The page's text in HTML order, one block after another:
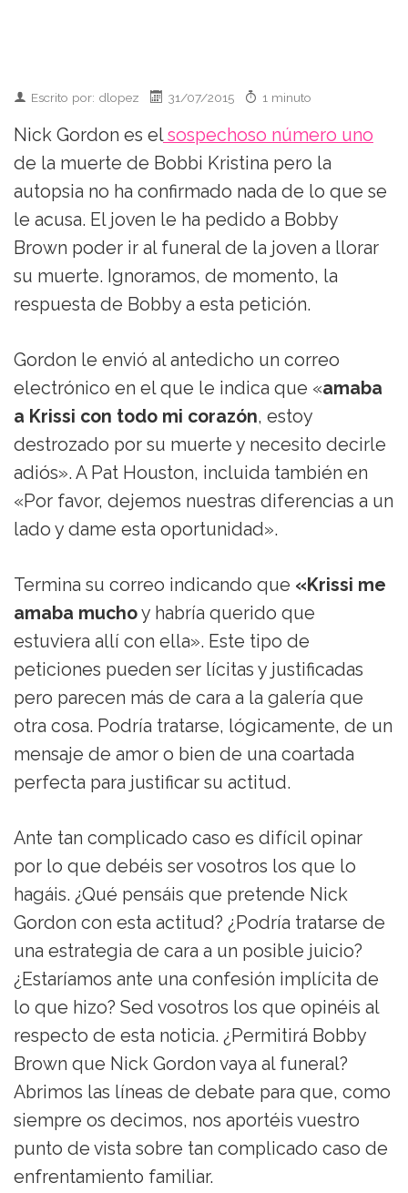
Escrito por: dlopez 31/07/2015 1 minuto
Nick Gordon es elsospechoso número uno
de la muerte de Bobbi Kristina pero la
autopsia no ha confirmado nada de lo que se
le acusa. El joven le ha pedido a Bobby
Brown poder ir al funeral de la joven a llorar
su muerte. Ignoramos, de momento, la
respuesta de Bobby a esta petición.
Gordon le envió al antedicho un correo
electrónico en el que le indica que «amaba
a Krissi con todo mi corazón, estoy
destrozado por su muerte y necesito decirle
adiós». A Pat Houston, incluida también en
«Por favor, dejemos nuestras diferencias a un
lado y dame esta oportunidad».
Termina su correo indicando que «Krissi me
amaba muchoy habría querido que
estuviera allí con ella». Este tipo de
peticiones pueden ser lícitas y justificadas
pero parecen más de cara a la galería que
otra cosa. Podría tratarse, lógicamente, de un
mensaje de amor o bien de una coartada
perfecta para justificar su actitud.
Ante tan complicado caso es difícil opinar
por lo que debéis ser vosotros los que lo
hagáis. ¿Qué pensáis que pretende Nick
Gordon con esta actitud? ¿Podría tratarse de
una estrategia de cara a un posible juicio?
¿Estaríamos ante una confesión implícita de
lo que hizo? Sed vosotros los que opinéis al
respecto de esta noticia. ¿Permitirá Bobby
Brown que Nick Gordon vaya al funeral?
Abrimos las líneas de debate para que, como
siempre os decimos, nos aportéis vuestro
punto de vista sobre tan complicado caso de
enfrentamiento familiar.